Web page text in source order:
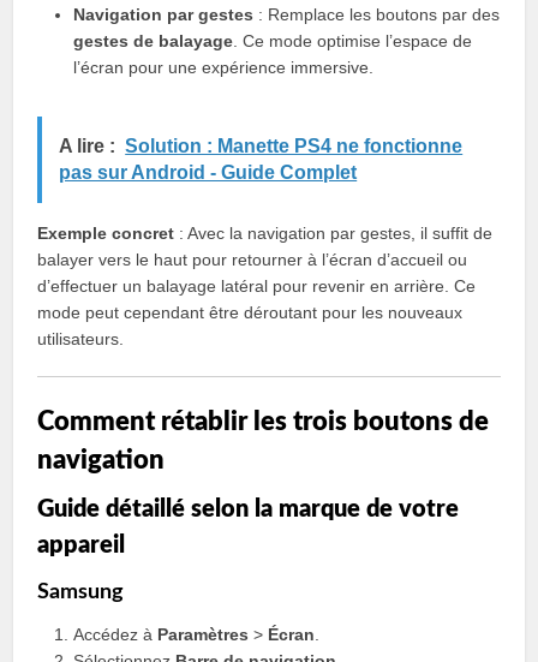
Navigation par gestes : Remplace les boutons par des
gestes de balayage . Ce mode optimise l’espace de
l’écran pour une expérience immersive.
A lire : Solution : Manette PS4 ne fonctionne
pas sur Android - Guide Complet
Exemple concret : Avec la navigation par gestes, il suffit de
balayer vers le haut pour retourner à l’écran d’accueil ou
d’effectuer un balayage latéral pour revenir en arrière. Ce
mode peut cependant être déroutant pour les nouveaux
utilisateurs.
Comment rétablir les trois boutons de
navigation
Guide détaillé selon la marque de votre
appareil
Samsung
Accédez à Paramètres > Écran